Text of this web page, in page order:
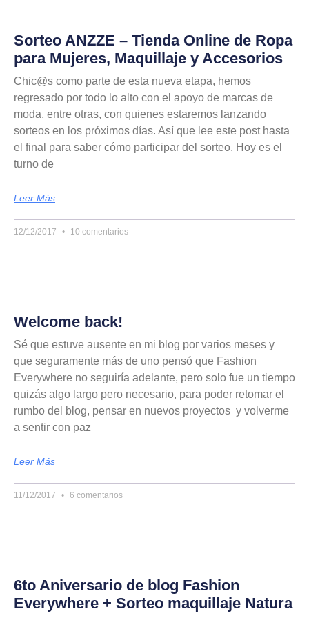
Sorteo ANZZE – Tienda Online de Ropa
para Mujeres, Maquillaje y Accesorios
Chic@s como parte de esta nueva etapa, hemos
regresado por todo lo alto con el apoyo de marcas de
moda, entre otras, con quienes estaremos lanzando
sorteos en los próximos días. Así que lee este post hasta
el final para saber cómo participar del sorteo. Hoy es el
turno de
Leer Más
12/12/2017 10 comentarios
Welcome back!
Sé que estuve ausente en mi blog por varios meses y
que seguramente más de uno pensó que Fashion
Everywhere no seguiría adelante, pero solo fue un tiempo
quizás algo largo pero necesario, para poder retomar el
rumbo del blog, pensar en nuevos proyectos y volverme
a sentir con paz
Leer Más
11/12/2017 6 comentarios
6to Aniversario de blog Fashion
Everywhere + Sorteo maquillaje Natura